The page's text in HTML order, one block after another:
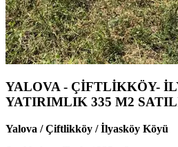
YALOVA - ÇİFTLİKKÖY-
YATIRIMLIK 335 M2
Yalova / Çiftlikköy / İlyasköy Köyü